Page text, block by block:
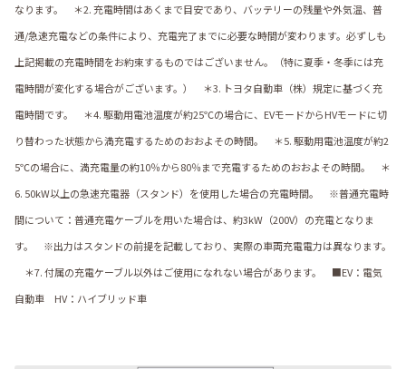
なります。 ＊2. 充電時間はあくまで目安であり、バッテリーの残量や外気温、普
通/急速充電などの条件により、充電完了までに必要な時間が変わります。必ずしも
上記掲載の充電時間をお約束するものではございません。（特に夏季・冬季には充
電時間が変化する場合がございます。） ＊3. トヨタ自動車（株）規定に基づく充
電時間です。 ＊4. 駆動用電池温度が約25℃の場合に、EVモードからHVモードに切
り替わった状態から満充電するためのおおよその時間。 ＊5. 駆動用電池温度が約2
5℃の場合に、満充電量の約10％から80％まで充電するためのおおよその時間。 ＊
6. 50kW以上の急速充電器（スタンド）を使用した場合の充電時間。 ※普通充電時
間について：普通充電ケーブルを用いた場合は、約3kW（200V）の充電となりま
す。 ※出力はスタンドの前提を記載しており、実際の車両充電電力は異なります。
＊7. 付属の充電ケーブル以外はご使用になれない場合があります。 ■EV：電気
自動車 HV：ハイブリッド車